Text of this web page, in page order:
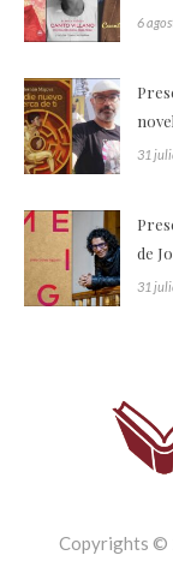
6
31
de
31
Copyrights ©